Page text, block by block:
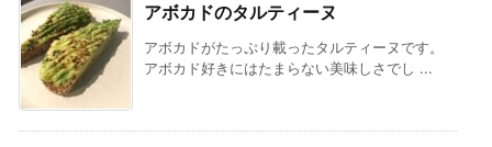
アボカドのタルティーヌ
アボカドがたっぷり載ったタルティーヌです。
アボカド好きにはたまらない美味しさでし ...